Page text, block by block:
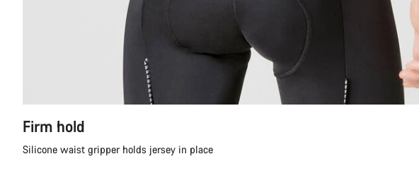
Firm hold
Silicone waist gripper holds jersey in place